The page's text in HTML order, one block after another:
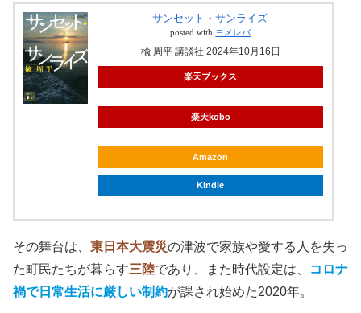
サンセット・サンライズ
posted with ヨメレバ
楡 周平 講談社 2024年10月16日
楽天ブックス
楽天kobo
Amazon
Kindle
その舞台は、 東日本大震災の津波で家族や愛する人を失っ
た町民たちが暮らす三陸であり、また時代設定は、
コロナ
禍で日常生活に厳しい制約が課され始めた2020年。